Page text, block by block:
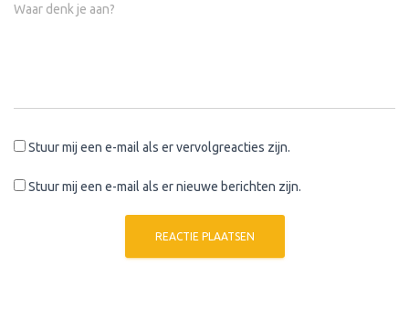
Waar denk je aan?
Stuur mij een e-mail als er vervolgreacties zijn.
Stuur mij een e-mail als er nieuwe berichten zijn.